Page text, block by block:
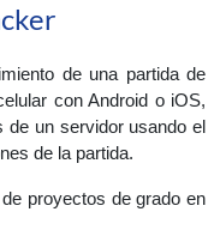
de una partida de
con Android o iOS,
un servidor usando el
de la partida.
proyectos de grado en